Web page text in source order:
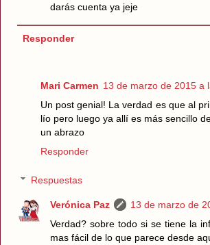
darás cuenta ya jeje
Responder
Mari Carmen 13 de marzo de 2015 a
Un post genial! La verdad es que al
lío pero luego ya allí es más sencillo
un abrazo
Responder
Respuestas
Verónica Paz
13 de marzo de
Verdad? sobre todo si se tiene la
mas fácil de lo que parece desde